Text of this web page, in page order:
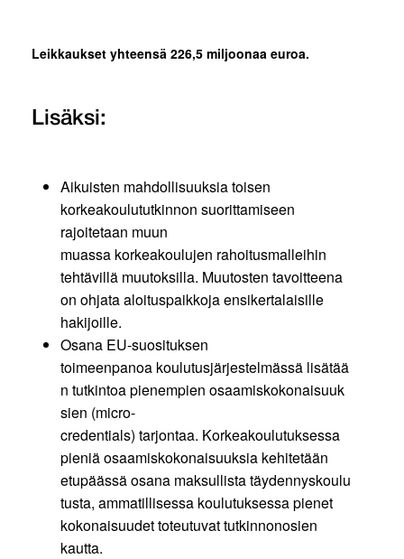
Leikkaukset yhteensä 226,5 miljoonaa euroa.
Lisäksi:
Aikuisten mahdollisuuksia toisen
korkeakoulututkinnon suorittamiseen
rajoitetaan muun
muassa korkeakoulujen rahoitusmalleihin
tehtävillä muutoksilla. Muutosten tavoitteena
on ohjata aloituspaikkoja ensikertalaisille
hakijoille.
Osana EU-suosituksen
toimeenpanoa koulutusjärjestelmässä lisätää
n tutkintoa pienempien osaamiskokonaisuuk
sien (micro-
credentials) tarjontaa. Korkeakoulutuksessa
pieniä osaamiskokonaisuuksia kehitetään
etupäässä osana maksullista täydennyskoulu
tusta, ammatillisessa koulutuksessa pienet
kokonaisuudet toteutuvat tutkinnonosien
kautta.